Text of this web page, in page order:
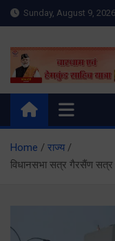
Skip
to
Sunday, August 9, 2026
Meru
News |
meruraibar.com
Home
राज्य
विधानसभा सत्र गैरसैंण सत्र